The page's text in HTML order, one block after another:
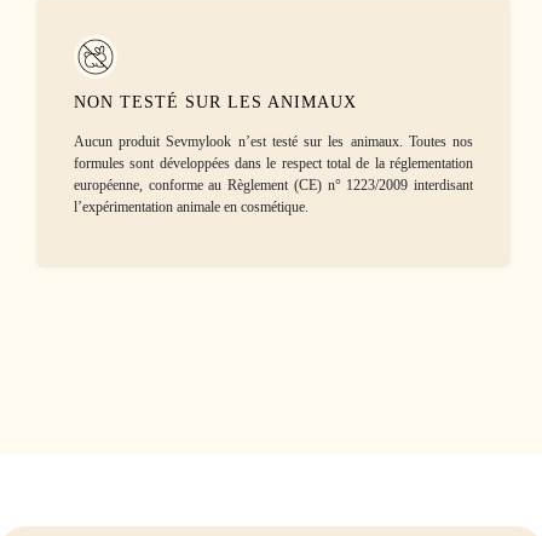
NON TESTÉ SUR LES ANIMAUX
Aucun produit Sevmylook n’est testé sur les animaux. Toutes nos
formules sont développées dans le respect total de la réglementation
européenne, conforme au Règlement (CE) n° 1223/2009 interdisant
l’expérimentation animale en cosmétique.